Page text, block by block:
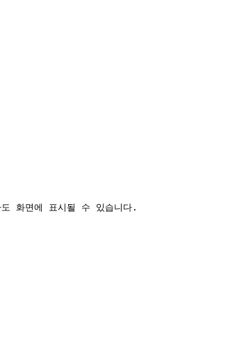
화면에 표시될 수 있습니다.